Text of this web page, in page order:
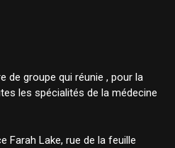
de groupe qui réunie , pour la
les spécialités de la médecine
Farah Lake, rue de la feuille